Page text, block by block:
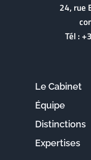
24, rue
Tél :
Le Cabinet
Équipe
Distinctions
Expertises